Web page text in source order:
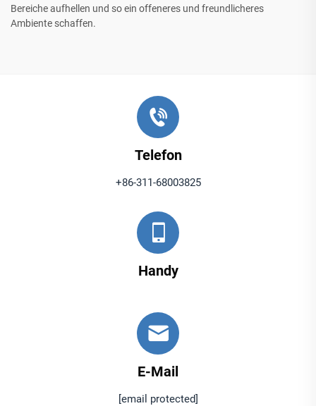
Bereiche aufhellen und so ein offeneres und freundlicheres
Ambiente schaffen.
Telefon
+86-311-68003825
Handy
E-Mail
[email protected]